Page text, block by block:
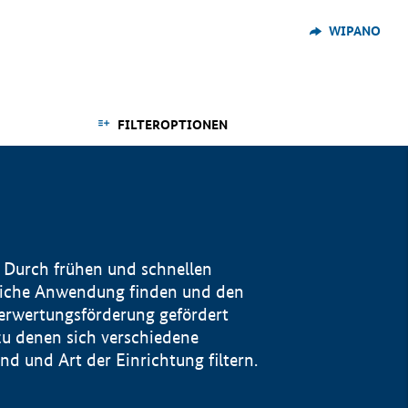
WIPANO
FILTEROPTIONEN
frühen und schnellen
Anwendung finden und den
gefördert
denen sich verschiedene
und Art der Einrichtung filtern.